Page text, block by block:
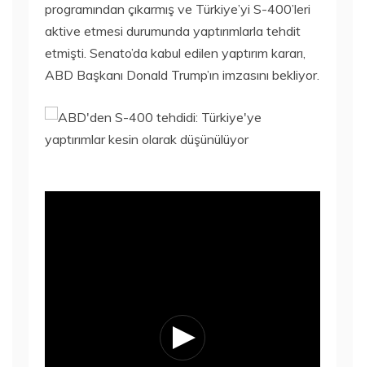
programından çıkarmış ve Türkiye’yi S-400’leri
aktive etmesi durumunda yaptırımlarla tehdit
etmişti. Senato’da kabul edilen yaptırım kararı,
ABD Başkanı Donald Trump’ın imzasını bekliyor.